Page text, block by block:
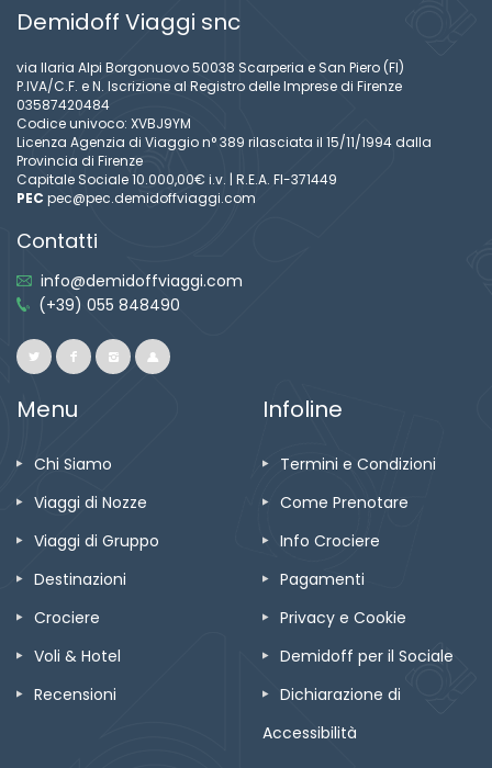
Demidoff Viaggi snc
via Ilaria Alpi Borgonuovo 50038 Scarperia e San Piero (FI)
P.IVA/C.F. e N. Iscrizione al Registro delle Imprese di Firenze
03587420484
Codice univoco: XVBJ9YM
Licenza Agenzia di Viaggio n° 389 rilasciata il 15/11/1994 dalla
Provincia di Firenze
Capitale Sociale 10.000,00€ i.v. | R.E.A. FI-371449
PEC pec@pec.demidoffviaggi.com
Contatti
info@demidoffviaggi.com
(+39) 055 848490
Menu
Chi Siamo
Viaggi di Nozze
Viaggi di Gruppo
Destinazioni
Crociere
Voli & Hotel
Recensioni
Infoline
Termini e Condizioni
Come Prenotare
Info Crociere
Pagamenti
Privacy e Cookie
Demidoff per il Sociale
Dichiarazione di
Accessibilità